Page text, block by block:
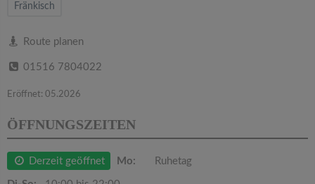
Fränkisch
Route planen
01516 7804022
Eröffnet: 05.2026
ÖFFNUNGSZEITEN
Derzeit geöffnet Mo: Ruhetag
g
t
i